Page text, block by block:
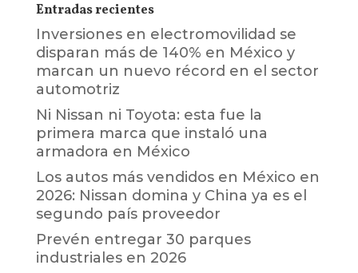
Entradas recientes
Inversiones en electromovilidad se
disparan más de 140% en México y
marcan un nuevo récord en el sector
automotriz
Ni Nissan ni Toyota: esta fue la
primera marca que instaló una
armadora en México
Los autos más vendidos en México en
2026: Nissan domina y China ya es el
segundo país proveedor
Prevén entregar 30 parques
industriales en 2026